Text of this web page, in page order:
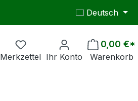
Deutsch
Merkzettel Ihr Konto
0,00 €*
Warenkorb